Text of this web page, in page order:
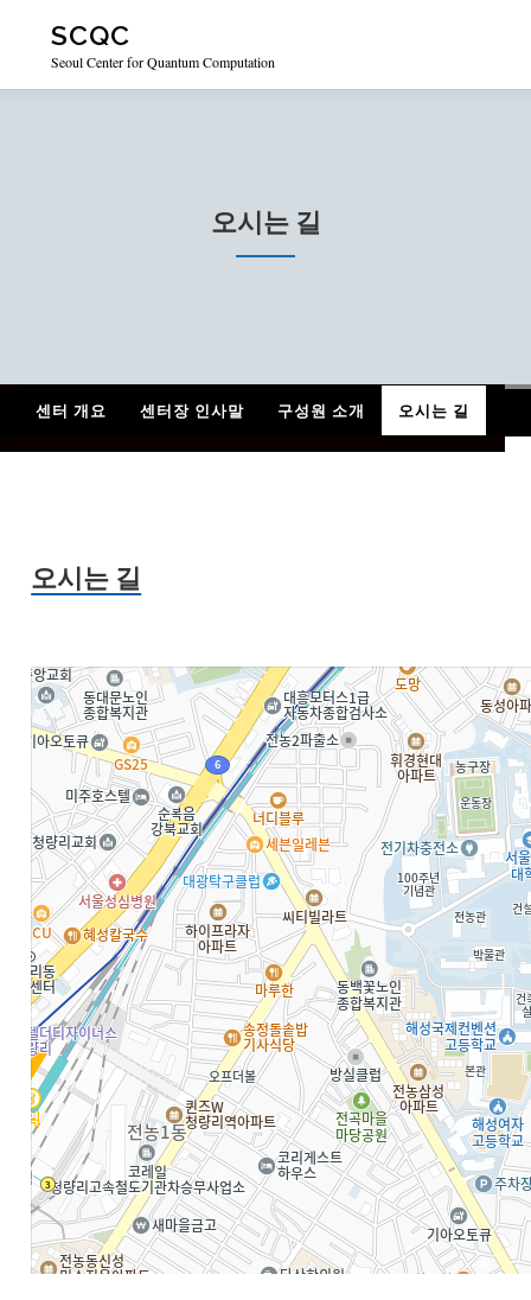
SCQC
Seoul Center for Quantum Computation
오시는 길
센터 개요 센터장 인사말 구성원 소개 오시는 길
오시는 길